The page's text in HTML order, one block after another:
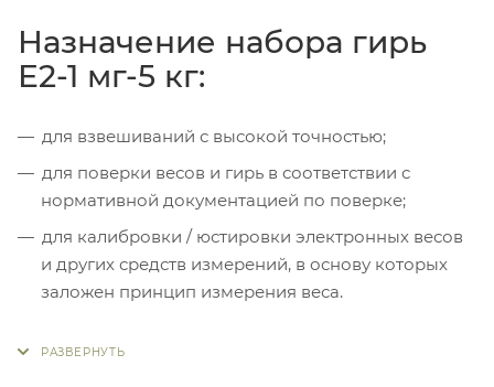
Назначение набора гирь
Е2-1 мг-5 кг:
для взвешиваний с высокой точностью;
для поверки весов и гирь в соответствии с
нормативной документацией по поверке;
для калибровки / юстировки электронных весов
и других средств измерений, в основу которых
заложен принцип измерения веса.